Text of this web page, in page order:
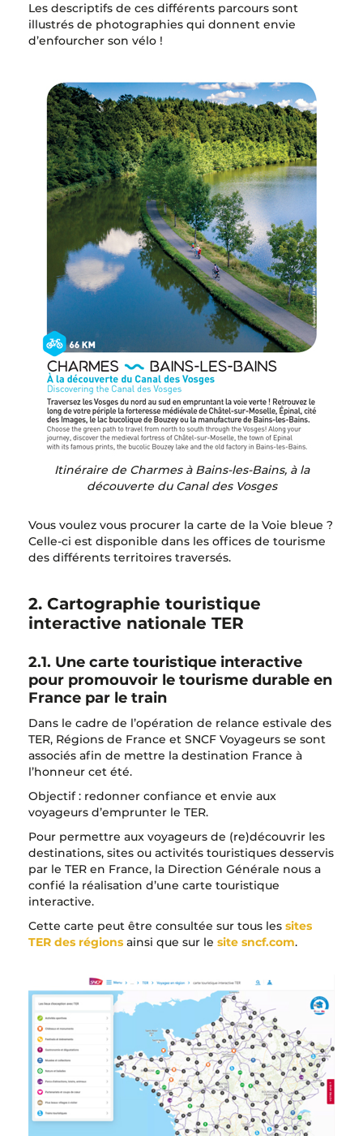
Les descriptifs de ces différents parcours sont
illustrés de photographies qui donnent envie
d’enfourcher son vélo !
Itinéraire de Charmes à Bains-les-Bains, à la
découverte du Canal des Vosges
Vous voulez vous procurer la carte de la Voie bleue ?
Celle-ci est disponible dans les offices de tourisme
des différents territoires traversés.
2. Cartographie touristique
interactive nationale TER
2.1. Une carte touristique interactive
pour promouvoir le tourisme durable en
France par le train
Dans le cadre de l’opération de relance estivale des
TER, Régions de France et SNCF Voyageurs se sont
associés afin de mettre la destination France à
l’honneur cet été.
Objectif : redonner confiance et envie aux
voyageurs d’emprunter le TER.
Pour permettre aux voyageurs de (re)découvrir les
destinations, sites ou activités touristiques desservis
par le TER en France, la Direction Générale nous a
confié la réalisation d’une carte touristique
interactive.
Cette carte peut être consultée sur tous les sites
TER des régions ainsi que sur le site sncf.com.